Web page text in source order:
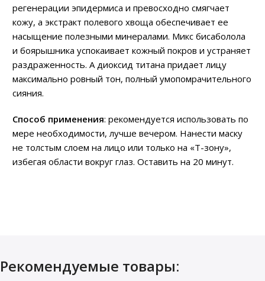
регенерации эпидермиса и превосходно смягчает
кожу, а экстракт полевого хвоща обеспечивает ее
насыщение полезными минералами. Микс бисаболола
и боярышника успокаивает кожный покров и устраняет
раздраженность. А диоксид титана придает лицу
максимально ровный тон, полный умопомрачительного
сияния.
Способ применения: рекомендуется использовать по
мере необходимости, лучше вечером. Нанести маску
не толстым слоем на лицо или только на «T-зону»,
избегая области вокруг глаз. Оставить на 20 минут.
Рекомендуемые товары: